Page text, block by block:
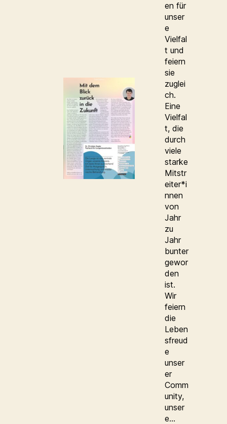
en für
unser
e
Vielfal
t und
feiern
sie
zuglei
ch.
Eine
Vielfal
t, die
durch
viele
starke
Mitstr
eiter*i
nnen
von
Jahr
zu
Jahr
bunter
gewor
den
ist.
Wir
feiern
die
Leben
sfreud
e
unser
er
Comm
unity,
unser
e…